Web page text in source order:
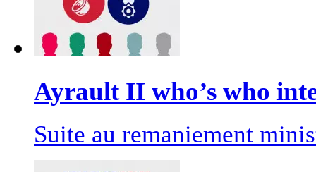
Ayrault II who’s who
Suite au remaniement